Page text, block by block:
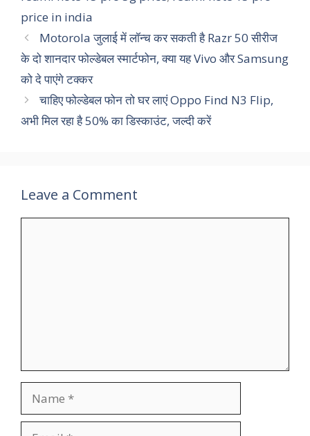
price in india
Motorola जुलाई में लॉन्च कर सकती है Razr 50 सीरीज
के दो शानदार फोल्डेबल स्मार्टफोन, क्या यह Vivo और Samsung
को दे पाएंगे टक्कर
चाहिए फोल्डेबल फोन तो घर लाएं Oppo Find N3 Flip,
अभी मिल रहा है 50% का डिस्काउंट, जल्दी करें
Leave a Comment